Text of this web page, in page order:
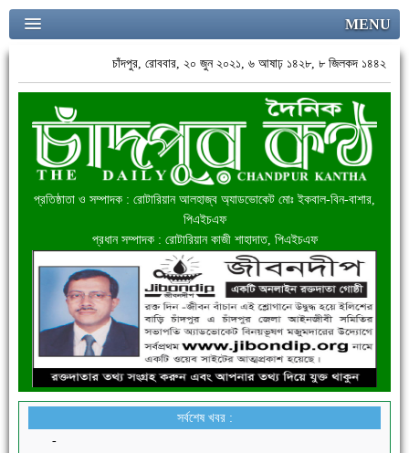
MENU
চাঁদপুর, রোববার, ২০ জুন ২০২১, ৬ আষাঢ় ১৪২৮, ৮ জিলকদ ১৪৪২
প্রতিষ্ঠাতা ও সম্পাদক : রোটারিয়ান আলহাজ্ব অ্যাডভোকেট মোঃ ইকবাল-বিন-বাশার,
পিএইচএফ
প্রধান সম্পাদক : রোটারিয়ান কাজী শাহাদাত, পিএইচএফ
সর্বশেষ খবর :